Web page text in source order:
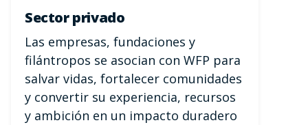
Sector privado
Las empresas, fundaciones y
filántropos se asocian con WFP para
salvar vidas, fortalecer comunidades
y convertir su experiencia, recursos
y ambición en un impacto duradero